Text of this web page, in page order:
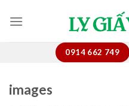
0914 662 749
images